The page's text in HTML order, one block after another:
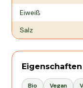
Eiweiß
Salz
Eigenschaften
Bio Vegan